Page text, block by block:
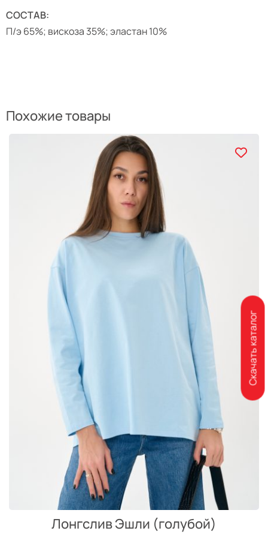
СОСТАВ:
П/э 65%; вискоза 35%; эластан 10%
Похожие товары
Лонгслив Эшли (голубой)
Скачать каталог